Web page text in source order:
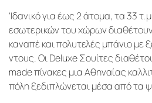
'Ιδανικό για έως 2 άτομα, τα 33
εσωτερικών του χώρων
καναπέ και πολυτελές μπάνιο με
ντους. Οι Deluxe Σουίτες
made πίνακες μια Αθηναίας
πόλη ξεδιπλώνεται μέσα από τα